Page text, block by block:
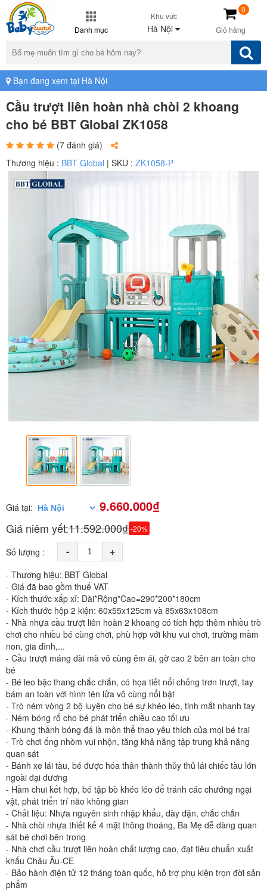
Danh mục
Khu vực
Hà Nội Giỏ hàng
0
Bạn đang xem tại Hà Nội
Cầu trượt liên hoàn nhà chòi 2 khoang
cho bé BBT Global ZK1058
(7 đánh giá)
Thương hiệu : BBT Global | SKU : ZK1058-P
Giá tại: 9.660.000₫
Giá niêm yết:11.592.000₫-20%
Số lượng : - +
- Thương hiệu: BBT Global
- Giá đã bao gồm thuế VAT
- Kích thước xấp xỉ: Dài*Rộng*Cao=290*200*180cm
- Kích thước hộp 2 kiện: 60x55x125cm và 85x63x108cm
- Nhà nhựa cầu trượt liên hoàn 2 khoang có tích hợp thêm nhiều trò
chơi cho nhiều bé cùng chơi, phù hợp với khu vui chơi, trường mầm
non, gia đình,...
- Cầu trượt máng dài mà vô cùng êm ái, gờ cao 2 bên an toàn cho
bé
- Bé leo bậc thang chắc chắn, có họa tiết nổi chống trơn trượt, tay
bám an toàn với hình tên lửa vô cùng nổi bật
- Trò ném vòng 2 bộ luyện cho bé sự khéo léo, tinh mắt nhanh tay
- Ném bóng rổ cho bé phát triển chiều cao tối ưu
- Khung thành bóng đá là môn thể thao yêu thích của mọi bé trai
- Trò chơi ống nhòm vui nhộn, tăng khả năng tập trung khả năng
quan sát
- Bánh xe lái tàu, bé được hóa thân thành thủy thủ lái chiếc tàu lớn
ngoài đại dương
- Hầm chui kết hợp, bé tập bò khéo léo để tránh các chướng ngại
vật, phát triển trí não không gian
- Chất liệu: Nhựa nguyên sinh nhập khẩu, dày dặn, chắc chắn
- Nhà chòi nhựa thiết kế 4 mặt thông thoáng, Ba Mẹ dễ dàng quan
sát bé chơi bên trong
- Nhà chơi cầu trượt liên hoàn chất lượng cao, đạt tiêu chuẩn xuất
khẩu Châu Âu-CE
- Bảo hành điện tử 12 tháng toàn quốc, hỗ trợ phụ kiện trọn đời sản
phẩm